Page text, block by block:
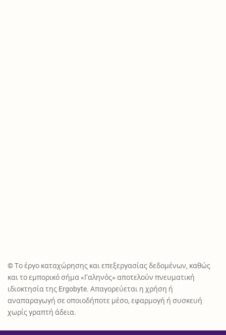
© Το έργο καταχώρησης και επεξεργασίας δεδομένων, καθώς
και το εμπορικό σήμα «Γαληνός» αποτελούν πνευματική
ιδιοκτησία της Ergobyte. Απαγορεύεται η χρήση ή
αναπαραγωγή σε οποιοδήποτε μέσο, εφαρμογή ή συσκευή
χωρίς γραπτή άδεια.